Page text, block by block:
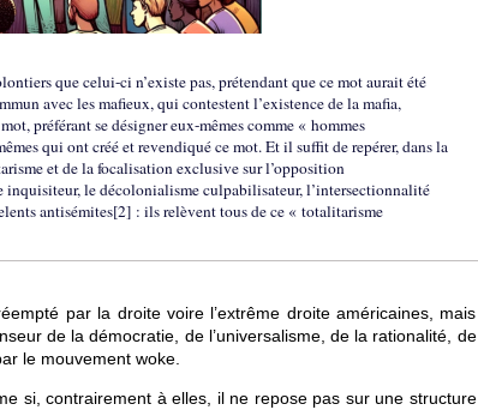
que celui-ci n’existe pas, prétendant que ce mot aurait été
avec les mafieux, qui contestent l’existence de la mafia,
préférant se désigner eux-mêmes comme « hommes
qui ont créé et revendiqué ce mot. Et il suffit de repérer, dans la
et de la focalisation exclusive sur l’opposition
le décolonialisme culpabilisateur, l’intersectionnalité
antisémites[2] : ils relèvent tous de ce « totalitarisme
par la droite voire l’extrême droite américaines, mais
de la démocratie, de l’universalisme, de la rationalité, de
le mouvement woke.
si, contrairement à elles, il ne repose pas sur une structure